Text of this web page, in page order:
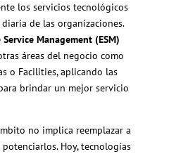
los servicios tecnológicos
de las organizaciones.
Management (ESM)
áreas del negocio como
o Facilities, aplicando las
brindar un mejor servicio
no implica reemplazar a
Hoy, tecnologías